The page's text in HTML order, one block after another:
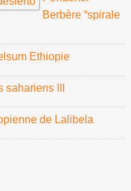
Berbère “spirale
Ethiopie
sahariens III
de Lalibela